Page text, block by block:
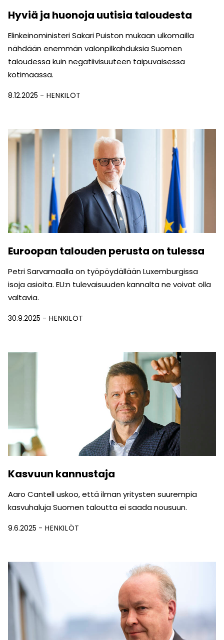
Hyviä ja huonoja uutisia taloudesta
Elinkeinoministeri Sakari Puiston mukaan ulkomailla
nähdään enemmän valonpilkahduksia Suomen
taloudessa kuin negatiivisuuteen taipuvaisessa
kotimaassa.
8.12.2025 HENKILÖT
Euroopan talouden perusta on tulessa
Petri Sarvamaalla on työpöydällään Luxemburgissa
isoja asioita. EU:n tulevaisuuden kannalta ne voivat olla
valtavia.
30.9.2025 HENKILÖT
Kasvuun kannustaja
Aaro Cantell uskoo, että ilman yritysten suurempia
kasvuhaluja Suomen taloutta ei saada nousuun.
9.6.2025 HENKILÖT